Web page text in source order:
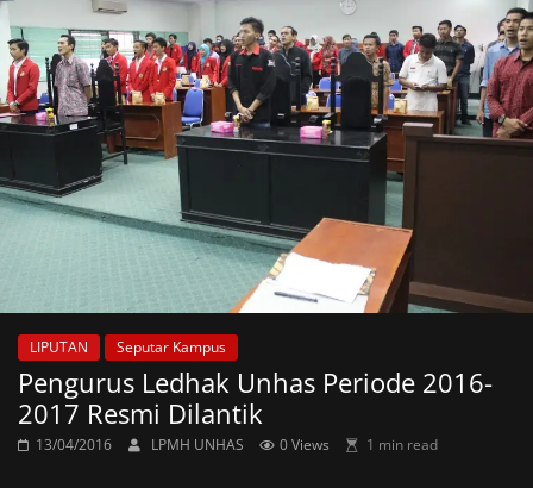
LIPUTAN Seputar Kampus
Pengurus Ledhak Unhas Periode 2016-
2017 Resmi Dilantik
13/04/2016 LPMH UNHAS 0 Views 1 min read